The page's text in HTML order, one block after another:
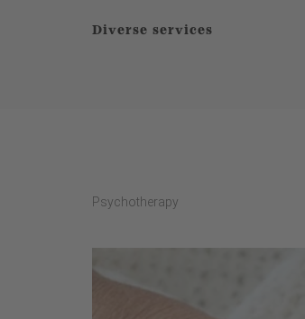
Diverse services
Psychotherapy